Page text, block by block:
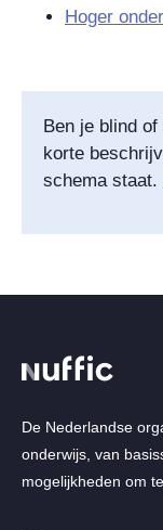
Hoger
Ben je blind
korte
schema staat.
De Nederlandse
onderwijs, van
mogelijkheden om